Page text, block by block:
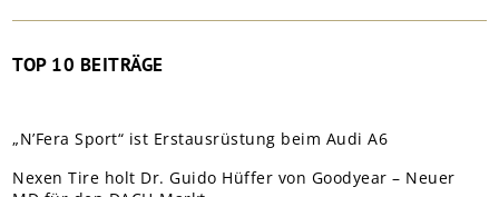
TOP 10 BEITRÄGE
„N’Fera Sport“ ist Erstausrüstung beim Audi A6
Nexen Tire holt Dr. Guido Hüffer von Goodyear – Neuer